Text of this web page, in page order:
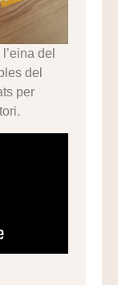
del
del
per